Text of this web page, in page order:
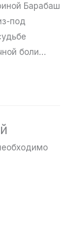
Барабаш
под
боли…